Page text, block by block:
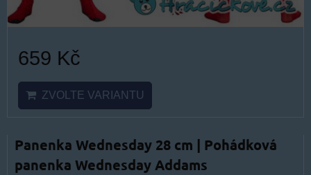
659 Kč
ZVOLTE VARIANTU
Panenka Wednesday 28 cm | Pohádková
panenka Wednesday Addams